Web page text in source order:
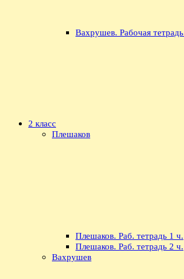
Вахрушев. Рабочая тетрадь
2 класс
Плешаков
Плешаков. Раб. тетрадь 1 ч.
Плешаков. Раб. тетрадь 2 ч.
Вахрушев